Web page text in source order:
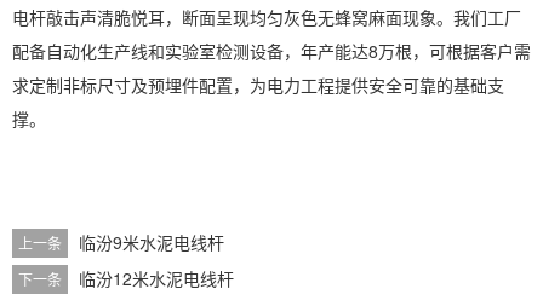
电杆敲击声清脆悦耳，断面呈现均匀灰色无蜂窝麻面现象。我们工厂
配备自动化生产线和实验室检测设备，年产能达8万根，可根据客户需
求定制非标尺寸及预埋件配置，为电力工程提供安全可靠的基础支
撑。
上一条 临汾9米水泥电线杆
下一条 临汾12米水泥电线杆